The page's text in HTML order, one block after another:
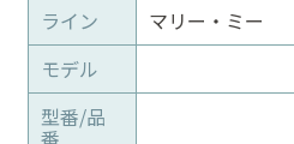
ライン
マリー・ミー
モデル
型番/品
番